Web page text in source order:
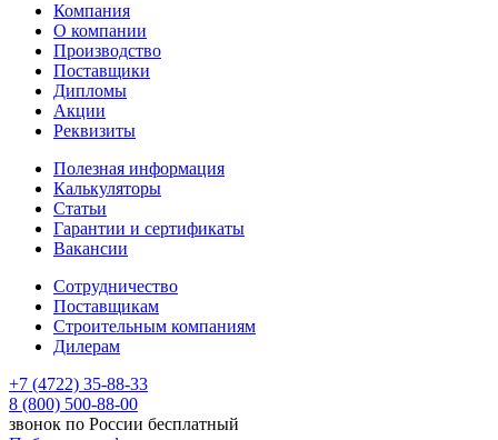
Компания
О компании
Производство
Поставщики
Дипломы
Акции
Реквизиты
Полезная информация
Калькуляторы
Статьи
Гарантии и сертификаты
Вакансии
Сотрудничество
Поставщикам
Строительным компаниям
Дилерам
+7 (4722) 35-88-33
8 (800) 500-88-00
звонок по России бесплатный